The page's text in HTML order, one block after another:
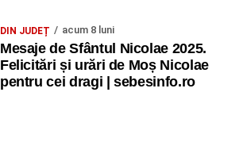
DIN JUDEȚ acum 8 luni
Mesaje de Sfântul Nicolae 2025.
Felicitări și urări de Moș Nicolae
pentru cei dragi | sebesinfo.ro